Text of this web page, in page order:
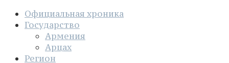
Официальная хроника
Государство
Армения
Арцах
Регион